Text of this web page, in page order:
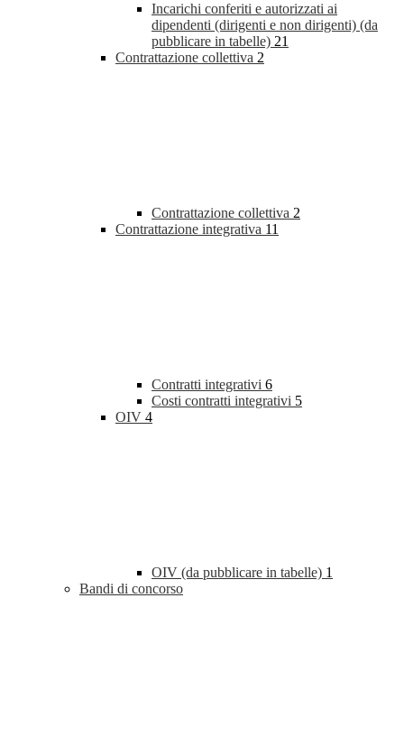
Incarichi conferiti e autorizzati ai
dipendenti (dirigenti e non dirigenti) (da
pubblicare in tabelle) 21
Contrattazione collettiva 2
Contrattazione collettiva 2
Contrattazione integrativa 11
Contratti integrativi 6
Costi contratti integrativi 5
OIV 4
OIV (da pubblicare in tabelle) 1
Bandi di concorso